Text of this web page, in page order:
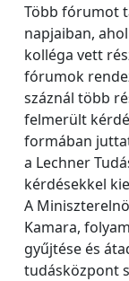
Több fórumot
napjaiban,
kolléga vett
fórumok
száznál több
felmerült
formában
a Lechner
kérdésekkel
A
Kamara,
gyűjtése és
tudásközpont